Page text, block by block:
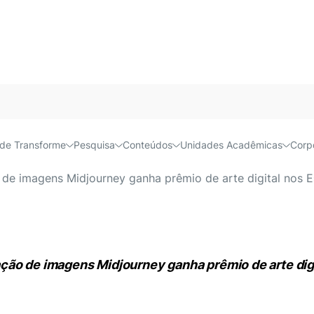
Transforme Pesquisa Conteúdos Unidades Acadêmicas
da inteligência artificial
imagens Midjourney ganha prêmio de arte digital nos
de imagens Midjourney ganha prêmio de arte